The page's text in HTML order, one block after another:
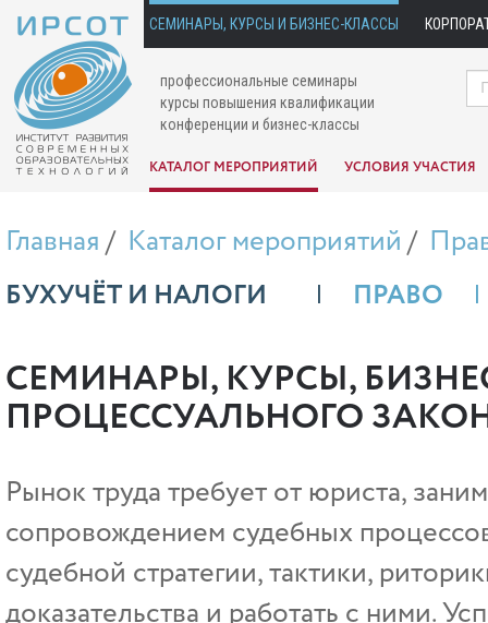
СЕМИНАРЫ, КУРСЫ И БИЗНЕС-КЛАССЫ
профессиональные семинары
курсы повышения квалификации
конференции и бизнес-классы
КАТАЛОГ МЕРОПРИЯТИЙ УСЛОВИЯ УЧАСТИЯ
Главная Каталог мероприятий
БУХУЧЁТ И НАЛОГИ ПРАВО
СЕМИНАРЫ, КУРСЫ,
ПРОЦЕССУАЛЬНОГО
Рынок труда требует от юриста,
сопровождением судебных
судебной стратегии, тактики,
доказательства и работать с ними.